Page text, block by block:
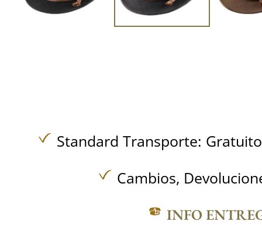
Standard Transporte:
Cambios,
INFO